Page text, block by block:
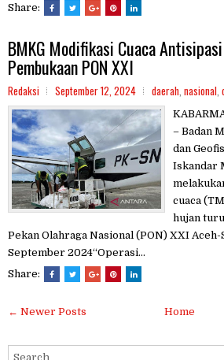
Share:
BMKG Modifikasi Cuaca
Pembukaan PON XXI
Redaksi September 12, 2024 daerah nasional
– Badan
dan
Iskandar
cuaca
hujan
Pekan Olahraga Nasional (PON) XXI
September 2024“Operasi...
Share:
← Newer Posts Home